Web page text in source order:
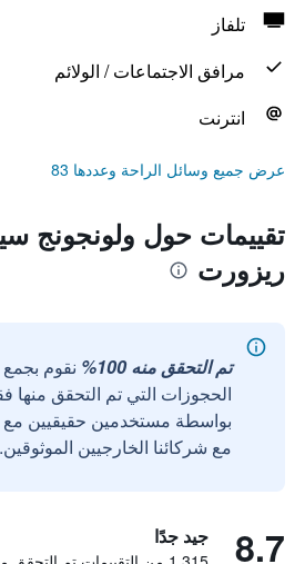
تلفاز
مرافق الاجتماعات / الولائم
انترنت
عرض جميع وسائل الراحة وعددها 83
تقييمات حول ولونجونج
ريزورت
تم التحقق منه 100%
نقوم
الحجوزات التي تم التحقق منها
مع شركائنا الخارجيين الموثوقين.
8.7 جيد جدًا